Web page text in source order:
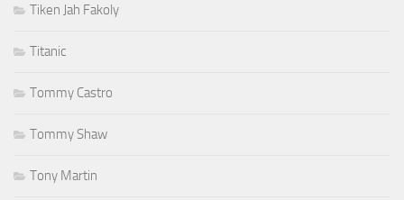
Tiken Jah Fakoly
Titanic
Tommy Castro
Tommy Shaw
Tony Martin